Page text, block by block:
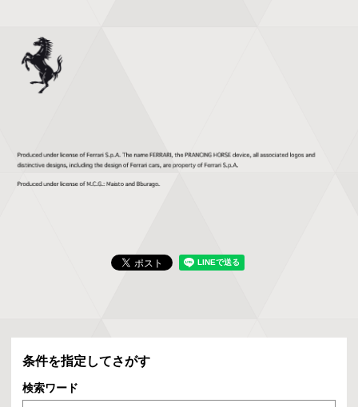
条件を指定してさがす
検索ワード